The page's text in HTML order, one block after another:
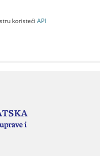
koristeći API